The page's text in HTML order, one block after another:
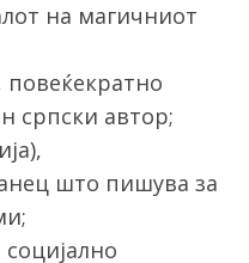
на магичниот
повеќекратно
српски автор;
што пишува за